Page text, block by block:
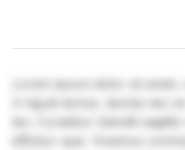
Lorem ipsum dolor sit amet,
In ligula lectus, lacinia nec
leo. Curabitur blandit sagittis
efficitur quis. Vivamus